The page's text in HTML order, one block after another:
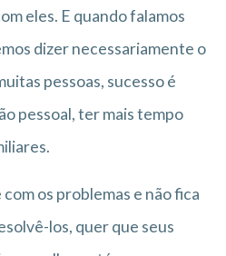
eles. E quando falamos
dizer necessariamente o
pessoas, sucesso é
pessoal, ter mais tempo
os problemas e não fica
los, quer que seus